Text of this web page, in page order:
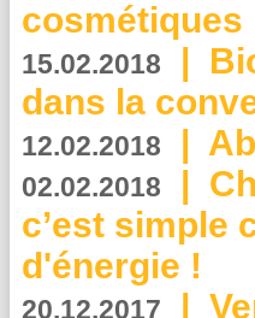
cosmétiques
15.02.2018 |
dans la
12.02.2018 |
02.02.2018 |
c’est simple
d'énergie !
20.12.2017 |